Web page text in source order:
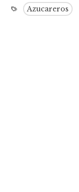
Azucareros